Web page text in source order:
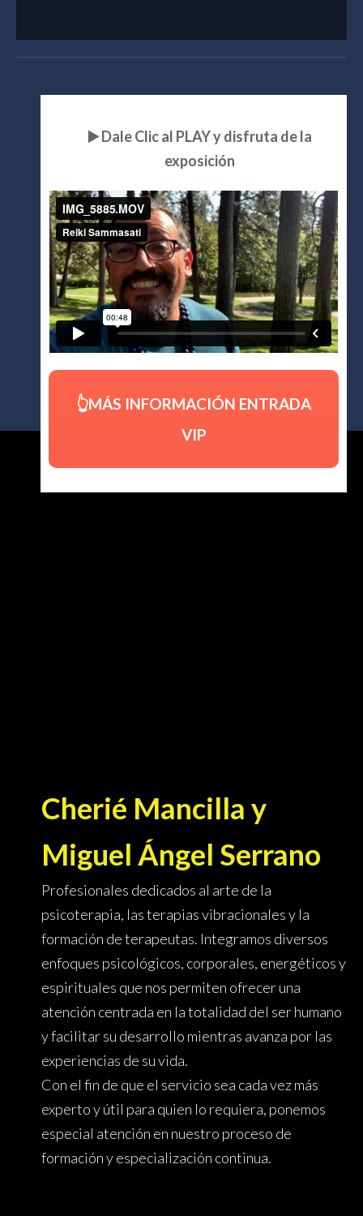
▶️ Dale Clic al PLAY y disfruta de la
exposición
👆MÁS INFORMACIÓN ENTRADA
VIP
Cherié Mancilla y
Miguel Ángel Serrano
Profesionales dedicados al arte de la
psicoterapia, las terapias vibracionales y la
formación de terapeutas. Integramos diversos
enfoques psicológicos, corporales, energéticos y
espirituales que nos permiten ofrecer una
atención centrada en la totalidad del ser humano
y facilitar su desarrollo mientras avanza por las
experiencias de su vida.
Con el fin de que el servicio sea cada vez más
experto y útil para quien lo requiera, ponemos
especial atención en nuestro proceso de
formación y especialización continua.